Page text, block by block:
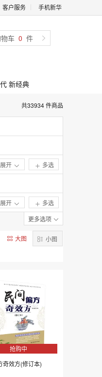
客户服务 手机新华
车 0 件
新经典
共33934 件商品
展开 多选
展开
多选
更多选项
大图
小图
抢购中
奇效方(修订本)